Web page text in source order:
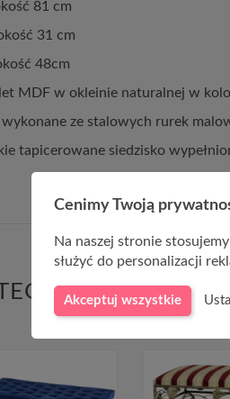
81 cm
31 cm
48cm
MDF w okleinie naturalnej w
wykonane ze stalowych rurek
tapicerowane siedzisko
Cenimy Twoją
Na naszej stronie
służyć do personalizacji
Akceptuj wszystkie